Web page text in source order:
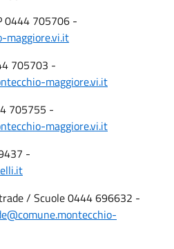
0444 705706 -
maggiore.vi.it
705703 -
maggiore.vi.it
705755 -
maggiore.vi.it
-
/ Scuole 0444 696632 -